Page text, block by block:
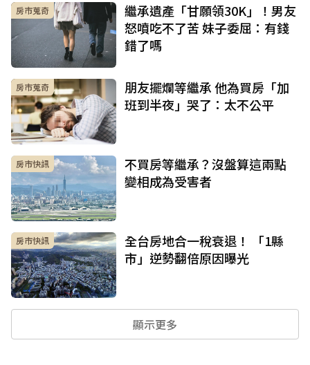
房市蒐奇
繼承遺產「甘願領30K」！男友
怒噴吃不了苦 妹子委屈：有錢
錯了嗎
房市蒐奇
朋友擺爛等繼承 他為買房「加
班到半夜」哭了：太不公平
房市快訊
不買房等繼承？沒盤算這兩點
變相成為受害者
房市快訊
全台房地合一稅衰退！ 「1縣
市」逆勢翻倍原因曝光
顯示更多